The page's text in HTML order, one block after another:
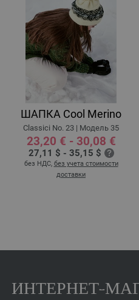
ШАПКА Cool Merino
Classici No. 23 | Модель 35
23,20 € - 30,08 €
27,11 $ - 35,15 $
без НДС, без учета стоимости
доставки
ИНТЕРНЕТ-